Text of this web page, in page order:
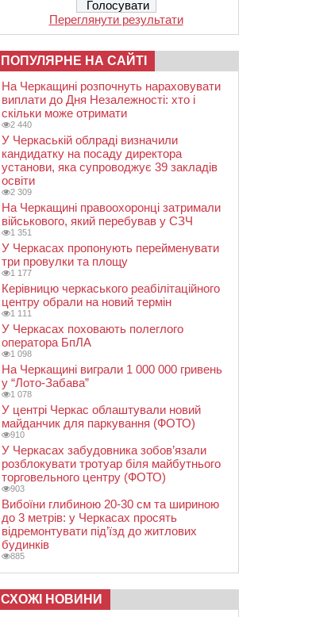
Переглянути результати
ПОПУЛЯРНЕ НА САЙТІ
На Черкащині розпочнуть нараховувати
виплати до Дня Незалежності: хто і
скільки може отримати
2 440
У Черкаській облраді визначили
кандидатку на посаду директора
установи, яка супроводжує 39 закладів
освіти
2 309
На Черкащині правоохоронці затримали
військового, який перебував у СЗЧ
1 351
У Черкасах пропонують перейменувати
три провулки та площу
1 177
Керівницю черкаського реабілітаційного
центру обрали на новий термін
1 111
У Черкасах поховають полеглого
оператора БпЛА
1 098
На Черкащині виграли 1 000 000 гривень
у “Лото-Забава”
1 078
У центрі Черкас облаштували новий
майданчик для паркування (ФОТО)
910
У Черкасах забудовника зобов’язали
розблокувати тротуар біля майбутнього
торговельного центру (ФОТО)
903
Вибоїни глибиною 20-30 см та шириною
до 3 метрів: у Черкасах просять
відремонтувати під’їзд до житлових
будинків
885
СХОЖІ НОВИНИ